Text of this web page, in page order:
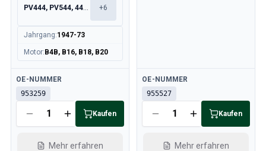
PV444, PV544, 445, 210 +6
Jahrgang:1947-73
Motor: B4B, B16, B18, B20
Verfügbar
OE-NUMMER
953259
Kaufen
Mehr erfahren
Verfügbar
OE-NUMMER
955527
Kaufen
Mehr erfahren